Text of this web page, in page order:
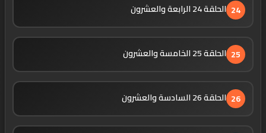
24 الحلقة 24 الرابعة والعشرون
25 الحلقة 25 الخامسة والعشرون
26 الحلقة 26 السادسة والعشرون